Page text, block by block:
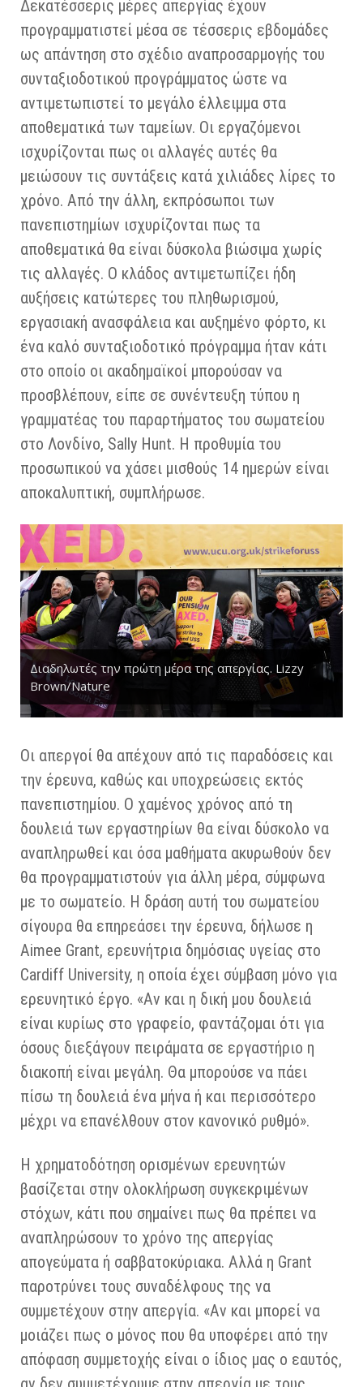
Δεκατέσσερις μέρες απεργίας έχουν
προγραμματιστεί μέσα σε τέσσερις εβδομάδες
ως απάντηση στο σχέδιο αναπροσαρμογής του
συνταξιοδοτικού προγράμματος ώστε να
αντιμετωπιστεί το μεγάλο έλλειμμα στα
αποθεματικά των ταμείων. Οι εργαζόμενοι
ισχυρίζονται πως οι αλλαγές αυτές θα
μειώσουν τις συντάξεις κατά χιλιάδες λίρες το
χρόνο. Από την άλλη, εκπρόσωποι των
πανεπιστημίων ισχυρίζονται πως τα
αποθεματικά θα είναι δύσκολα βιώσιμα χωρίς
τις αλλαγές. Ο κλάδος αντιμετωπίζει ήδη
αυξήσεις κατώτερες του πληθωρισμού,
εργασιακή ανασφάλεια και αυξημένο φόρτο, κι
ένα καλό συνταξιοδοτικό πρόγραμμα ήταν κάτι
στο οποίο οι ακαδημαϊκοί μπορούσαν να
προσβλέπουν, είπε σε συνέντευξη τύπου η
γραμματέας του παραρτήματος του σωματείου
στο Λονδίνο, Sally Hunt. Η προθυμία του
προσωπικού να χάσει μισθούς 14 ημερών είναι
αποκαλυπτική, συμπλήρωσε.
Διαδηλωτές την πρώτη μέρα της απεργίας. Lizzy
Brown/Nature
Οι απεργοί θα απέχουν από τις παραδόσεις και
την έρευνα, καθώς και υποχρεώσεις εκτός
πανεπιστημίου. Ο χαμένος χρόνος από τη
δουλειά των εργαστηρίων θα είναι δύσκολο να
αναπληρωθεί και όσα μαθήματα ακυρωθούν δεν
θα προγραμματιστούν για άλλη μέρα, σύμφωνα
με το σωματείο. Η δράση αυτή του σωματείου
σίγουρα θα επηρεάσει την έρευνα, δήλωσε η
Aimee Grant, ερευνήτρια δημόσιας υγείας στο
Cardiff University, η οποία έχει σύμβαση μόνο για
ερευνητικό έργο. «Αν και η δική μου δουλειά
είναι κυρίως στο γραφείο, φαντάζομαι ότι για
όσους διεξάγουν πειράματα σε εργαστήριο η
διακοπή είναι μεγάλη. Θα μπορούσε να πάει
πίσω τη δουλειά ένα μήνα ή και περισσότερο
μέχρι να επανέλθουν στον κανονικό ρυθμό».
Η χρηματοδότηση ορισμένων ερευνητών
βασίζεται στην ολοκλήρωση συγκεκριμένων
στόχων, κάτι που σημαίνει πως θα πρέπει να
αναπληρώσουν το χρόνο της απεργίας
απογεύματα ή σαββατοκύριακα. Αλλά η Grant
παροτρύνει τους συναδέλφους της να
συμμετέχουν στην απεργία. «Αν και μπορεί να
μοιάζει πως ο μόνος που θα υποφέρει από την
απόφαση συμμετοχής είναι ο ίδιος μας ο εαυτός,